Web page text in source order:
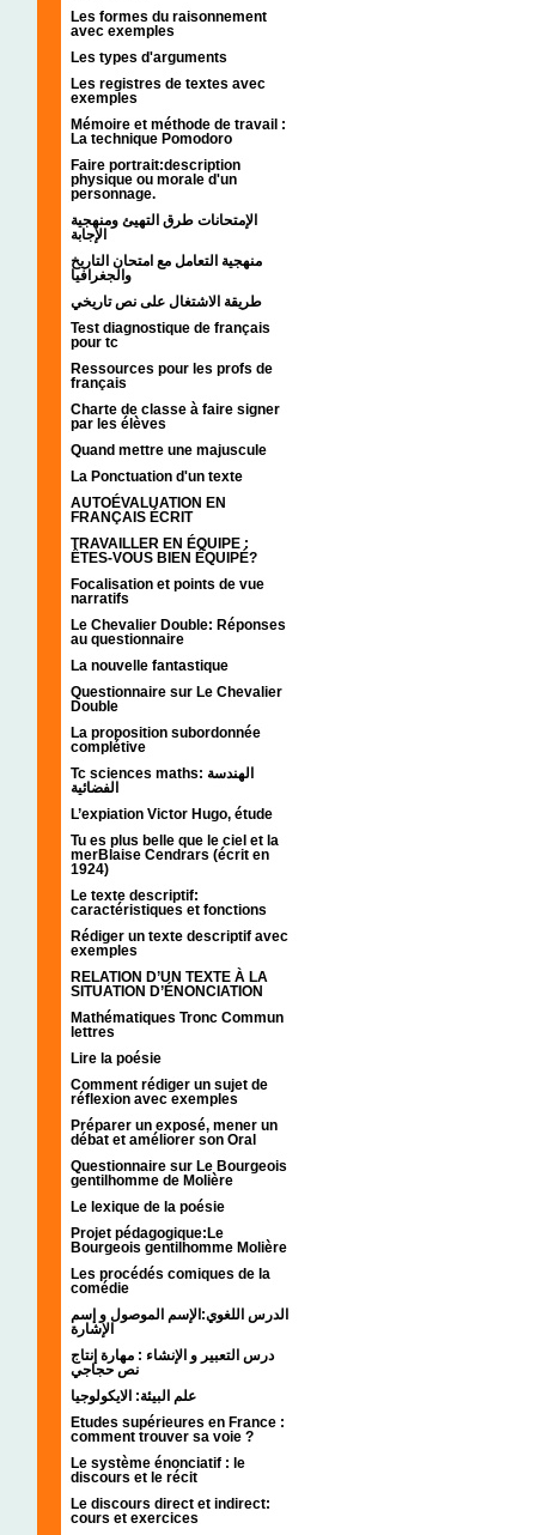
Les formes du raisonnement
avec exemples
Les types d'arguments
Les registres de textes avec
exemples
Mémoire et méthode de travail :
La technique Pomodoro
Faire portrait:description
physique ou morale d'un
personnage.
الإمتحانات طرق التهيئ ومنهجية
الإجابة
منهجية التعامل مع امتحان التاريخ
والجغرافيا
طريقة الاشتغال على نص تاريخي
Test diagnostique de français
pour tc
Ressources pour les profs de
français
Charte de classe à faire signer
par les élèves
Quand mettre une majuscule
La Ponctuation d'un texte
AUTOÉVALUATION EN
FRANÇAIS ÉCRIT
TRAVAILLER EN ÉQUIPE :
ÊTES-VOUS BIEN ÉQUIPÉ?
Focalisation et points de vue
narratifs
Le Chevalier Double: Réponses
au questionnaire
La nouvelle fantastique
Questionnaire sur Le Chevalier
Double
La proposition subordonnée
complétive
Tc sciences maths: الهندسة
الفضائية
L’expiation Victor Hugo, étude
Tu es plus belle que le ciel et la
merBlaise Cendrars (écrit en
1924)
Le texte descriptif:
caractéristiques et fonctions
Rédiger un texte descriptif avec
exemples
RELATION D’UN TEXTE À LA
SITUATION D’ÉNONCIATION
Mathématiques Tronc Commun
lettres
Lire la poésie
Comment rédiger un sujet de
réflexion avec exemples
Préparer un exposé, mener un
débat et améliorer son Oral
Questionnaire sur Le Bourgeois
gentilhomme de Molière
Le lexique de la poésie
Projet pédagogique:Le
Bourgeois gentilhomme Molière
Les procédés comiques de la
comédie
الدرس اللغوي:الإسم الموصول و إسم
الإشارة
درس التعبير و الإنشاء : مهارة إنتاج
نص حجاجي
علم البيئة: الايكولوجيا
Etudes supérieures en France :
comment trouver sa voie ?
Le système énonciatif : le
discours et le récit
Le discours direct et indirect:
cours et exercices